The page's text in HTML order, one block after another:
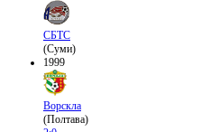
СБТС
(Суми)
1999
Ворскла
(Полтава)